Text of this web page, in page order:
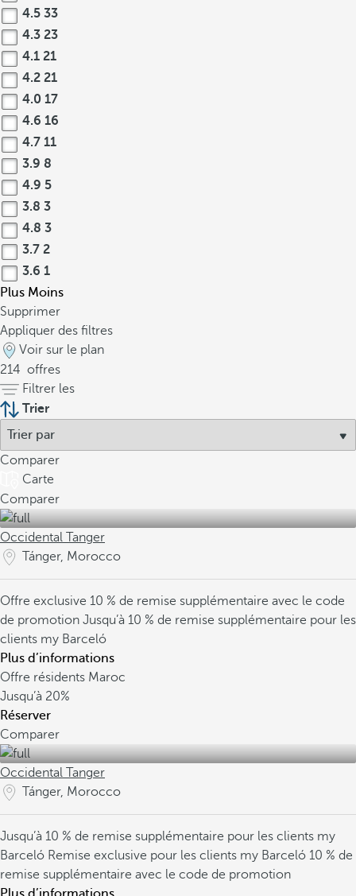
4.5 33
4.3 23
4.1 21
4.2 21
4.0 17
4.6 16
4.7 11
3.9 8
4.9 5
3.8 3
4.8 3
3.7 2
3.6 1
Plus Moins
Supprimer
Appliquer des filtres
Voir sur le plan
214 offres
Filtrer les
Trier
Comparer
Carte
Comparer
Occidental Tanger
Tánger, Morocco
Offre exclusive 10 % de remise supplémentaire avec le code
de promotion Jusqu’à 10 % de remise supplémentaire pour les
clients my Barceló
Plus d’informations
Offre résidents Maroc
Jusqu’à 20%
Réserver
Comparer
Occidental Tanger
Tánger, Morocco
Jusqu’à 10 % de remise supplémentaire pour les clients my
Barceló Remise exclusive pour les clients my Barceló 10 % de
remise supplémentaire avec le code de promotion